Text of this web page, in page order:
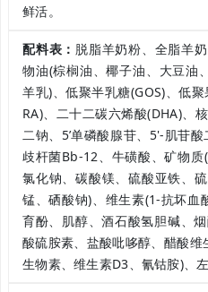
鲜活。
配料表： 脱脂羊奶粉、全脂羊
物油(棕榈油、椰子油、大豆油
羊乳)、低聚半乳糖(GOS)、低
RA)、二十二碳六烯酸(DHA)、
二钠、5’单磷酸腺苷、5'-肌苷
歧杆菌Bb-12、牛磺酸、矿物质
氯化钠、碳酸镁、硫酸亚铁、
锰、硒酸钠)、维生素(1-抗坏
育酚、肌醇、酒石酸氢胆碱、
酸硫胺素、盐酸吡哆醇、醋酸
生物素、维生素D3、氰钴胺)、左